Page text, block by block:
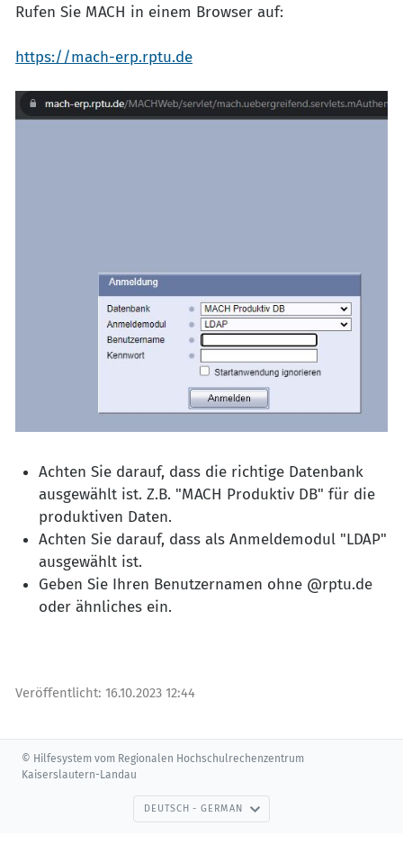
Rufen Sie MACH in einem Browser auf:
https://mach-erp.rptu.de
Achten Sie darauf, dass die richtige Datenbank
ausgewählt ist. Z.B. "MACH Produktiv DB" für die
produktiven Daten.
Achten Sie darauf, dass als Anmeldemodul "LDAP"
ausgewählt ist.
Geben Sie Ihren Benutzernamen ohne @rptu.de
oder ähnliches ein.
Veröffentlicht: 16.10.2023 12:44
© Hilfesystem vom Regionalen Hochschulrechenzentrum
Kaiserslautern-Landau
DEUTSCH - GERMAN